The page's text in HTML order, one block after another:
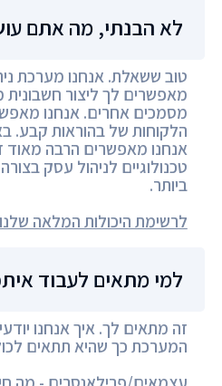
לא הבנתי, מה אתם
טוב ששאלת. אנחנו מערכת
מאפשרים לך ליצור
מסמכים אחרים. אנחנו
הלקוחות של בהוראות קבע.
אנחנו מאפשרים הרבה מאוד
טכנולוגיים לניהול עסק
ביותר.
לרשימת היכולות המלאה
למי מתאים לעבוד
זה מתאים לך. איך אנחנו
המערכת כך שהיא תתאים